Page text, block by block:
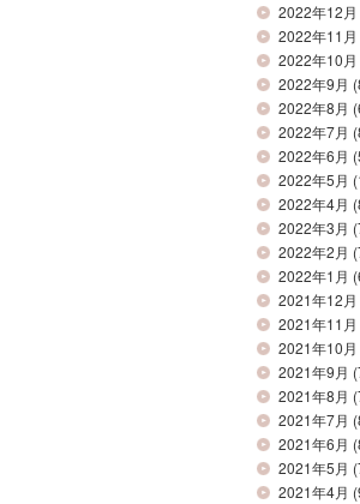
2022年12月
2022年11月
2022年10月
2022年9月
2022年8月
2022年7月
2022年6月
2022年5月
2022年4月
2022年3月
2022年2月
2022年1月
2021年12月
2021年11月
2021年10月
2021年9月
2021年8月
2021年7月
2021年6月
2021年5月
2021年4月